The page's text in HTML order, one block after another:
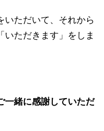
いただいて、それから
いただきます」をしま
一緒に感謝していただ